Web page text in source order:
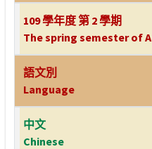
109 學年度 第 2 學期
The spring semester of
語文別
Language
中文
Chinese